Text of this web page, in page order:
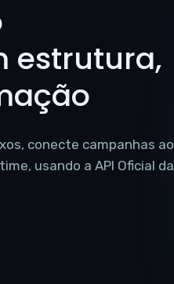
estrutura,
conecte campanhas ao
usando a API Oficial da